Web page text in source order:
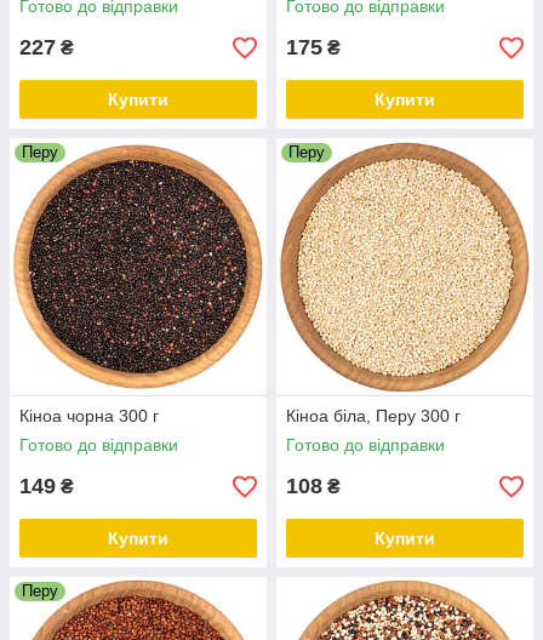
Готово до відправки
227 ₴
Купити
Готово до відправки
175 ₴
Купити
Перу
Кіноа чорна 300 г
Готово до відправки
149 ₴
Купити
Перу
Кіноа біла, Перу 300 г
Готово до відправки
108 ₴
Купити
Перу